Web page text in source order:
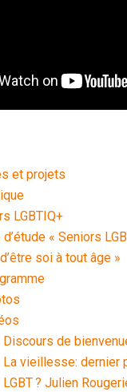
et projets
LGBTIQ+
« Seniors
soi à tout âge »
Discours de
La vieillesse: dernier
LGBT ? Julien